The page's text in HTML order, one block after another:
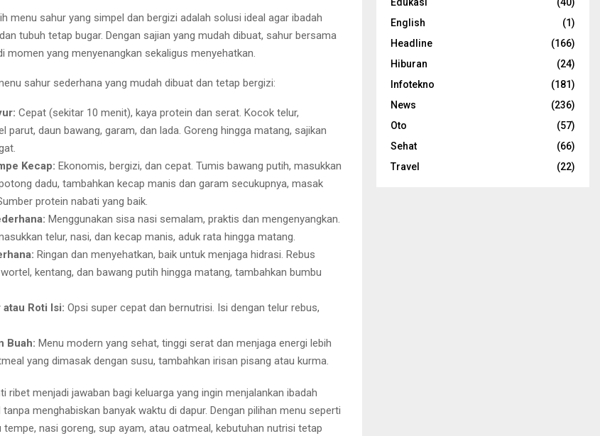
menu sahur yang simpel dan bergizi adalah solusi ideal agar ibadah
tubuh tetap bugar. Dengan sajian yang mudah dibuat, sahur bersama
momen yang menyenangkan sekaligus menyehatkan.
sahur sederhana yang mudah dibuat dan tetap bergizi:
Cepat (sekitar 10 menit), kaya protein dan serat. Kocok telur,
parut, daun bawang, garam, dan lada. Goreng hingga matang, sajikan
Kecap: Ekonomis, bergizi, dan cepat. Tumis bawang putih, masukkan
dadu, tambahkan kecap manis dan garam secukupnya, masak
protein nabati yang baik.
Menggunakan sisa nasi semalam, praktis dan mengenyangkan.
telur, nasi, dan kecap manis, aduk rata hingga matang.
Ringan dan menyehatkan, baik untuk menjaga hidrasi. Rebus
kentang, dan bawang putih hingga matang, tambahkan bumbu
Roti Isi: Opsi super cepat dan bernutrisi. Isi dengan telur rebus,
Buah: Menu modern yang sehat, tinggi serat dan menjaga energi lebih
yang dimasak dengan susu, tambahkan irisan pisang atau kurma.
ribet menjadi jawaban bagi keluarga yang ingin menjalankan ibadah
menghabiskan banyak waktu di dapur. Dengan pilihan menu seperti
nasi goreng, sup ayam, atau oatmeal, kebutuhan nutrisi tetap
English
(1)
Headline
(166)
Hiburan
(24)
Infotekno
(181)
News
(236)
Oto
(57)
Sehat
(66)
Travel
(22)